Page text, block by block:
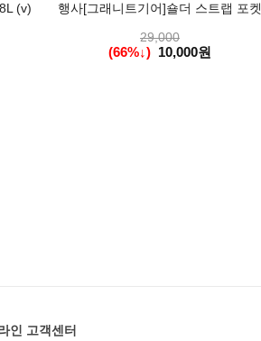
(v)
행사[그래니트기어]숄더 스트랩 포켓
29,000
(66%↓) 10,000원
인 고객센터